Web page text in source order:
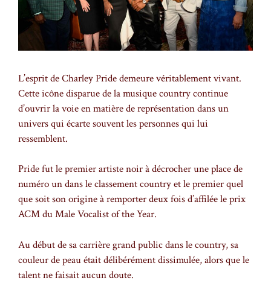
L’esprit de Charley Pride demeure véritablement vivant.
Cette icône disparue de la musique country continue
d’ouvrir la voie en matière de représentation dans un
univers qui écarte souvent les personnes qui lui
ressemblent.
Pride fut le premier artiste noir à décrocher une place de
numéro un dans le classement country et le premier quel
que soit son origine à remporter deux fois d’affilée le prix
ACM du Male Vocalist of the Year.
Au début de sa carrière grand public dans le country, sa
couleur de peau était délibérément dissimulée, alors que le
talent ne faisait aucun doute.